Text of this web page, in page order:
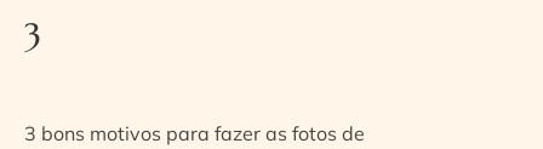
3
3 bons motivos para fazer as fotos de